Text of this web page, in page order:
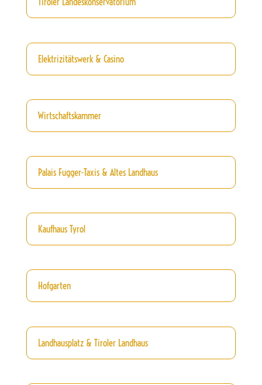
Elektrizitätswerk & Casino
Wirtschaftskammer
Palais Fugger-Taxis & Altes Landhaus
Kaufhaus Tyrol
Hofgarten
Landhausplatz & Tiroler Landhaus